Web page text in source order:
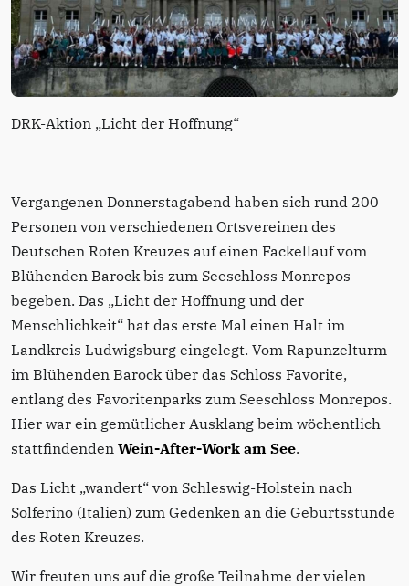
DRK-Aktion „Licht der Hoffnung“
Vergangenen Donnerstagabend haben sich rund 200
Personen von verschiedenen Ortsvereinen des
Deutschen Roten Kreuzes auf einen Fackellauf vom
Blühenden Barock bis zum Seeschloss Monrepos
begeben. Das „Licht der Hoffnung und der
Menschlichkeit“ hat das erste Mal einen Halt im
Landkreis Ludwigsburg eingelegt. Vom Rapunzelturm
im Blühenden Barock über das Schloss Favorite,
entlang des Favoritenparks zum Seeschloss Monrepos.
Hier war ein gemütlicher Ausklang beim wöchentlich
stattfindenden Wein-After-Work am See.
Das Licht „wandert“ von Schleswig-Holstein nach
Solferino (Italien) zum Gedenken an die Geburtsstunde
des Roten Kreuzes.
Wir freuten uns auf die große Teilnahme der vielen